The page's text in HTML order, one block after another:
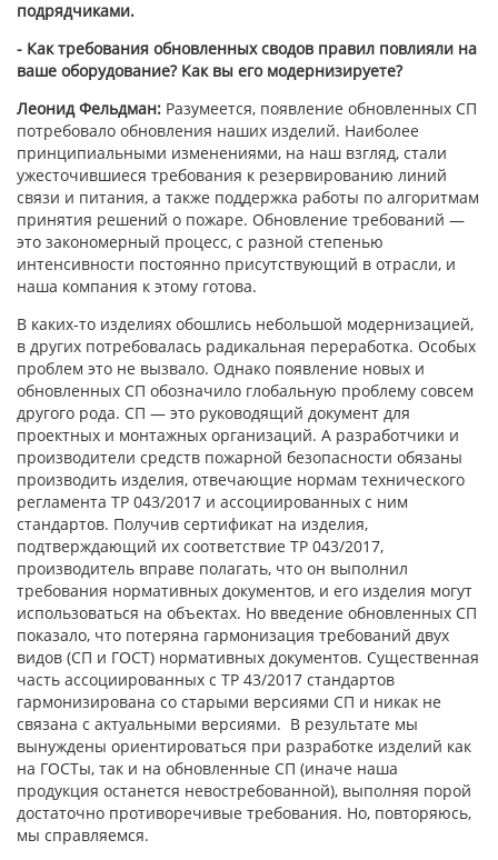
подрядчиками.
- Как требования обновленных сводов правил повлияли на
ваше оборудование? Как вы его модернизируете?
Леонид Фельдман: Разумеется, появление обновленных СП
потребовало обновления наших изделий. Наиболее
принципиальными изменениями, на наш взгляд, стали
ужесточившиеся требования к резервированию линий
связи и питания, а также поддержка работы по алгоритмам
принятия решений о пожаре. Обновление требований —
это закономерный процесс, с разной степенью
интенсивности постоянно присутствующий в отрасли, и
наша компания к этому готова.
В каких-то изделиях обошлись небольшой модернизацией,
в других потребовалась радикальная переработка. Особых
проблем это не вызвало. Однако появление новых и
обновленных СП обозначило глобальную проблему совсем
другого рода. СП — это руководящий документ для
проектных и монтажных организаций. А разработчики и
производители средств пожарной безопасности обязаны
производить изделия, отвечающие нормам технического
регламента ТР 043/2017 и ассоциированных с ним
стандартов. Получив сертификат на изделия,
подтверждающий их соответствие ТР 043/2017,
производитель вправе полагать, что он выполнил
требования нормативных документов, и его изделия могут
использоваться на объектах. Но введение обновленных СП
показало, что потеряна гармонизация требований двух
видов (СП и ГОСТ) нормативных документов. Существенная
часть ассоциированных с ТР 43/2017 стандартов
гармонизирована со старыми версиями СП и никак не
связана с актуальными версиями. В результате мы
вынуждены ориентироваться при разработке изделий как
на ГОСТы, так и на обновленные СП (иначе наша
продукция останется невостребованной), выполняя порой
достаточно противоречивые требования. Но, повторяюсь,
мы справляемся.